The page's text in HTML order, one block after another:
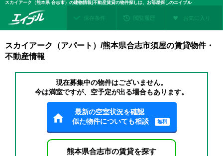
スカイアーク（熊本県 合志市）の建物情報|不動産賃貸の物件探しは、お部屋探しのエイブル
保存条件 閲覧履歴 お気に入り
スカイアーク（アパート）/熊本県合志市須屋の賃貸物件・
不動産情報
現在募集中の物件はございません。
今は満室ですが、空予定が出る場合もあります。
最新の空室状況を確認
似た物件についても相談
無料
熊本県合志市の賃貸を探す